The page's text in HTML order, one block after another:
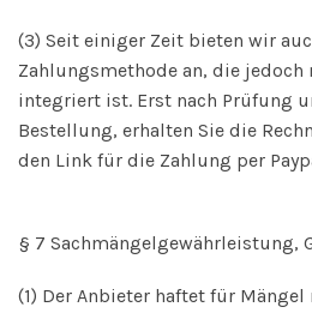
(3) Seit einiger Zeit bieten wir
Zahlungsmethode an, die
integriert ist. Erst nach Prüfung
Bestellung, erhalten Sie die
den Link für die Zahlung per
§ 7 Sachmängelgewährleistung,
(1) Der Anbieter haftet für